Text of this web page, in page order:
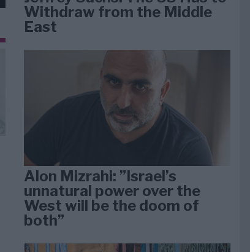
Withdraw from the Middle
East
Alon Mizrahi: ”Israel’s
unnatural power over the
West will be the doom of
both”